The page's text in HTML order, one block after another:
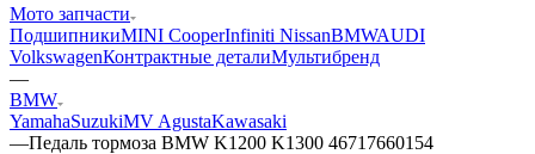
Мото запчасти
ПодшипникиMINI CooperInfiniti NissanBMWAUDI
VolkswagenКонтрактные деталиМультибренд
—
BMW
YamahaSuzukiMV AgustaKawasaki
—Педаль тормоза BMW K1200 K1300 46717660154